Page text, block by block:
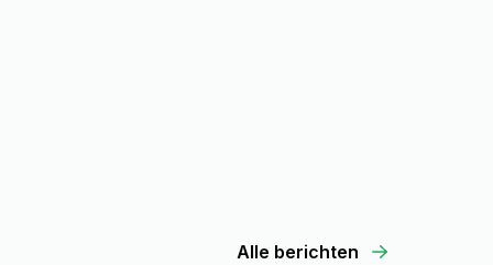
Alle berichten